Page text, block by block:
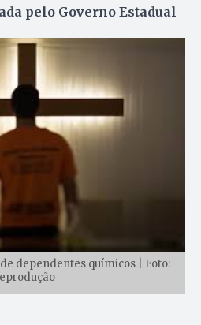
pelo Governo Estadual
dependentes químicos | Foto: